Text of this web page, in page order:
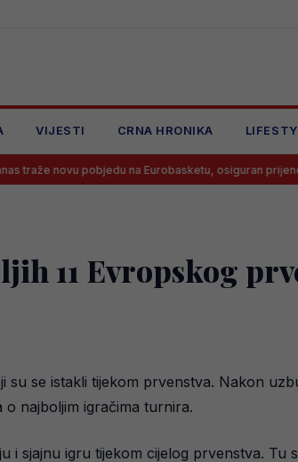
VIJESTI CRNA HRONIKA
pobjedu na Eurobasketu, osiguran prijenos!
11 Evropskog
se istakli tijekom prvenstva. Nakon
najboljim igračima turnira.
sjajnu igru tijekom cijelog prvenstva. Tu